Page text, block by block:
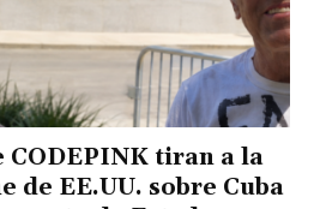
CODEPINK tiran a la
de EE.UU. sobre Cuba